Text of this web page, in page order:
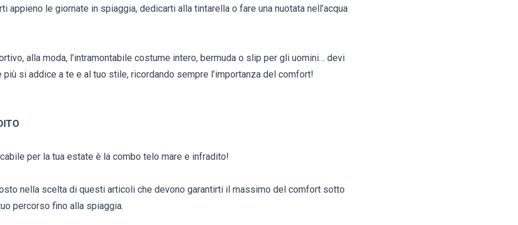
appieno le giornate in spiaggia, dedicarti alla tintarella o fare una nuotata nell’acqua
alla moda, l’intramontabile costume intero, bermuda o slip per gli uomini… devi
si addice a te e al tuo stile, ricordando sempre l’importanza del comfort!
per la tua estate è la combo telo mare e infradito!
nella scelta di questi articoli che devono garantirti il massimo del comfort sotto
percorso fino alla spiaggia.